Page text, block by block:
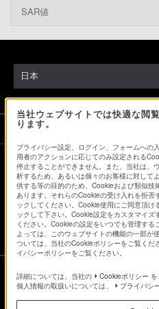
SAR値
当社ウェブサイトでは快適な閲
ります。
プライバシー設定、ログイン、フォームへの
用者のアクションに応じてのみ設定される
停止することができません。また、当社は、
析するため、あるいは個々のお客様に対して
供する等の目的のため、Cookieおよび類似技
あります。それらのCookieの受け入れを拒
ックしてください。Cookie使用にご同意頂
ックして下さい。Cookie設定をカスタマイ
ください。Cookieの設定をいつでも管理す
よっては、このウェブサイトの機能の一部が
ついては、当社のCookieポリシーをご覧くだ
イバシーポリシーをご覧ください。
詳細については、当社の Cookieポリシー を
個人情報の取扱いについては、
プライバシ
日本
ソニーストアでのお買い物にあ
会社情報 採用情報 特約店
環境情報
My